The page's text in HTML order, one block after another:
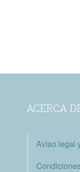
ACERCA
Aviso legal